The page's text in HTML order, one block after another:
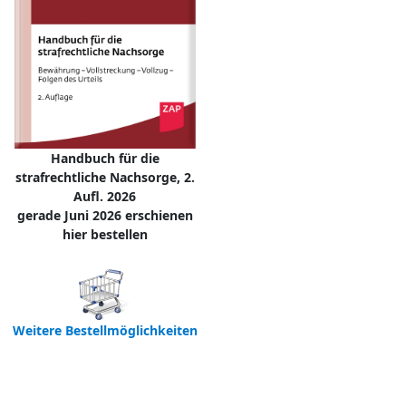
Handbuch für die
strafrechtliche Nachsorge, 2.
Aufl. 2026
gerade Juni 2026 erschienen
hier bestellen
Weitere Bestellmöglichkeiten